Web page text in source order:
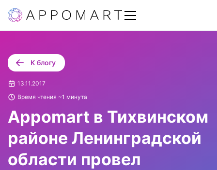
К блогу
13.11.2017
Время чтения ~1 минута
Appomart в Тихвинском
районе Ленинградской
области провел